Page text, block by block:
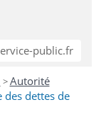
>Autorité
des dettes de